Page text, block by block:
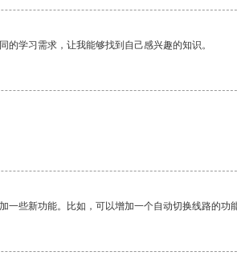
学习需求，让我能够找到自己感兴趣的知识。
一些新功能。比如，可以增加一个自动切换线路的功